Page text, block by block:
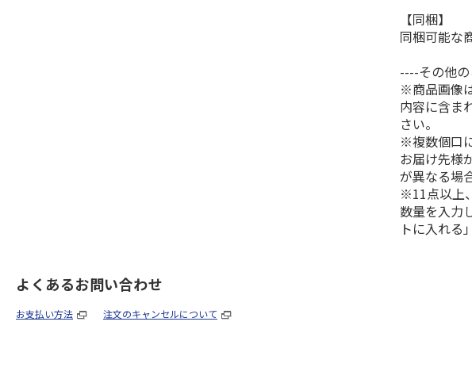
【同梱】
同梱可能な
----その他
※商品画像
内容に含ま
さい。
※複数個口
お届け先様
が異なる場
※11点以上
数量を入力
トに入れる
よくあるお問い合わせ
お支払い方法 注文のキャンセルについて